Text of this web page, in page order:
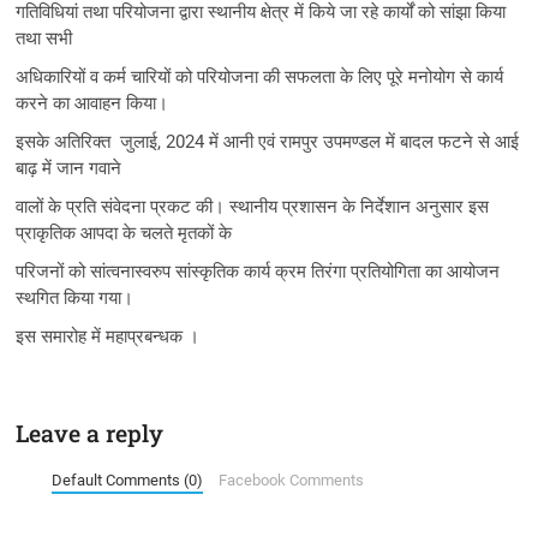
गतिविधियां तथा परियोजना द्वारा स्थानीय क्षेत्र में किये जा रहे कार्यों को सांझा किया
तथा सभी
अधिकारियों व कर्म चारियों को परियोजना की सफलता के लिए पूरे मनोयोग से कार्य
करने का आवाहन किया।
इसके अतिरिक्त जुलाई, 2024 में आनी एवं रामपुर उपमण्डल में बादल फटने से आई
बाढ़ में जान गवाने
वालों के प्रति संवेदना प्रकट की। स्थानीय प्रशासन के निर्देशान अनुसार इस
प्राकृतिक आपदा के चलते मृतकों के
परिजनों को सांत्वनास्वरुप सांस्कृतिक कार्य क्रम तिरंगा प्रतियोगिता का आयोजन
स्थगित किया गया।
इस समारोह में महाप्रबन्धक ।
Leave a reply
Default Comments (0) Facebook Comments